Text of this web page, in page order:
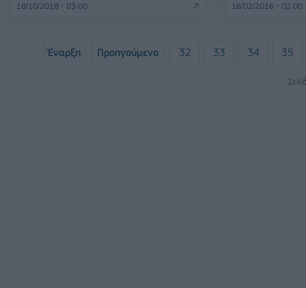
18/10/2018 - 03:00 16/02/2016 - 02:00
Έναρξη Προηγούμενο 32 33 34 35